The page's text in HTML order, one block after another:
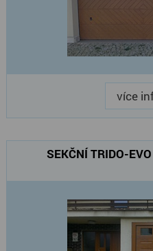
více
SEKČNÍ TRIDO-